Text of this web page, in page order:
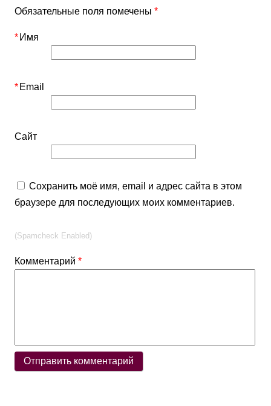
Обязательные поля помечены*
Комментарий*
Имя
*
Email
*
Сайт
Сохранить моё имя, email и адрес сайта в этом
браузере для последующих моих комментариев.
(Spamcheck Enabled)